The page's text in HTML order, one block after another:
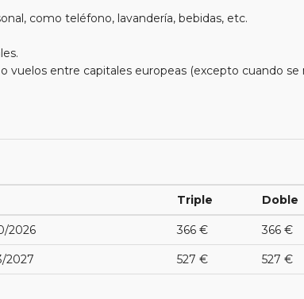
como teléfono, lavandería, bebidas, etc.
vuelos entre capitales europeas (excepto cuando
Triple Doble
2026 366 € 366 €
2027 527 € 527 €